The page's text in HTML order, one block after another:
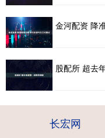
金河配资 降
股配所 超去
长宏网